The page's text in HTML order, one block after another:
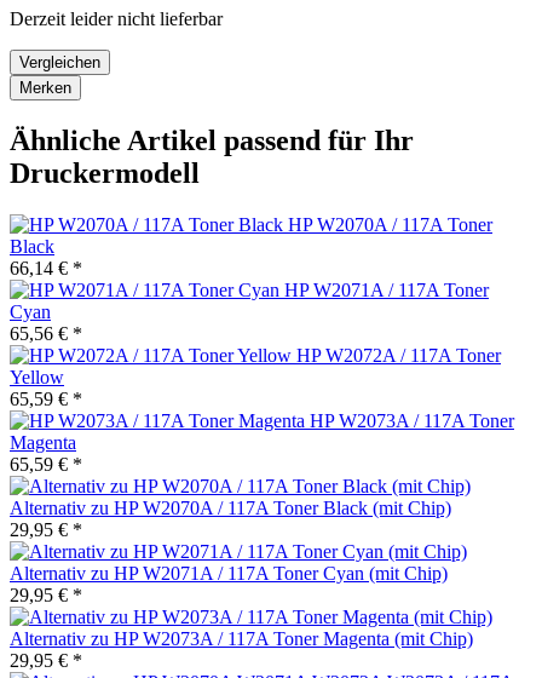
Derzeit leider nicht lieferbar
Vergleichen
Merken
Ähnliche Artikel passend für Ihr
Druckermodell
HP W2070A / 117A Toner
Black
66,14 € *
HP W2071A / 117A Toner
Cyan
65,56 € *
HP W2072A / 117A Toner
Yellow
65,59 € *
HP W2073A / 117A Toner
Magenta
65,59 € *
Alternativ zu HP W2070A / 117A Toner Black (mit Chip)
29,95 € *
Alternativ zu HP W2071A / 117A Toner Cyan (mit Chip)
29,95 € *
Alternativ zu HP W2073A / 117A Toner Magenta (mit Chip)
29,95 € *